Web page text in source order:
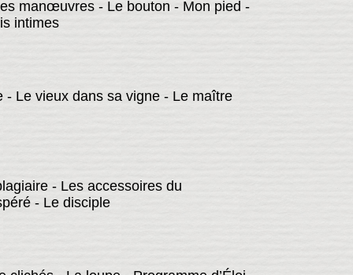
manœuvres - Le bouton - Mon pied -
intimes
Le vieux dans sa vigne - Le maître
- Les accessoires du
- Le disciple